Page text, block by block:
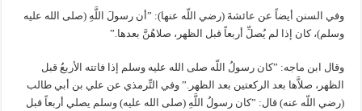
وفي السنن أيضاً عن عائشةَ (رضي اللّه عنها)‏:‏ ‏”‏أن رسولَ اللَّهِ (صلى الله عليه
وسلم)، كان إذا لم يُصلِّ أربعاً قبل الظهر، صلاهُنَّ بعدها‏.”
وقال ابن ماجه‏:‏ ‏”‏كان رسولُ اللّه صلى الله عليه وسلم إذا فاتته الأربعُ قبل
الظهر، صلاَّها بعد الركعتين بعد الظهر.”‏ وفي التِّرمذي عن علي بن أبي طالب
(رضي اللّه عنه) قال‏:‏ ‏”كان رسولُ اللَّهِ (صلى الله عليه) وسلم يصلي أربعاً قبل